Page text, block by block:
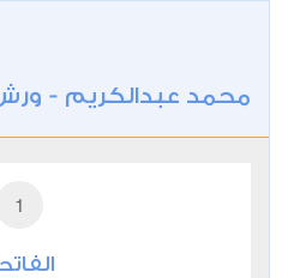
محمد عبدالكريم -
1